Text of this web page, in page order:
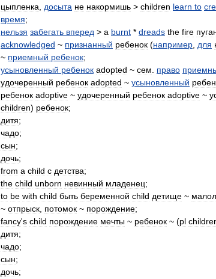
цыпленка
досыта не накормишь > сhildren learn to
время;
нельзя забегать вперед > a burnt * dreads the fire
acknowledged ~ признанный ребенок (например для
~ приемный ребенок;
усыновленный ребенок adopted ~ сем право
удочеренный ребенок adopted ~ усыновленный
ребенок adoptive ~ удочеренный ребенок adoptive ~
children) ребенок;
дитя;
чадо;
сын;
дочь;
from a child с детства;
the child unborn невинный младенец;
to be with child быть беременной child детище ~
~ отпрыск потомок ~ порождение;
fancy's child порождение мечты ~ ребенок ~ (pl
дитя;
чадо;
сын;
дочь;